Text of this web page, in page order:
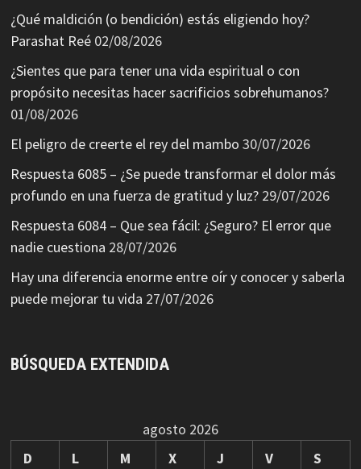
¿Qué maldición (o bendición) estás eligiendo hoy?
Parashat Reé 02/08/2026
¿Sientes que para tener una vida espiritual o con
propósito necesitas hacer sacrificios sobrehumanos?
01/08/2026
El peligro de creerte el rey del mambo 30/07/2026
Respuesta 6085 – ¿Se puede transformar el dolor más
profundo en una fuerza de gratitud y luz? 29/07/2026
Respuesta 6084 – Que sea fácil: ¿Seguro? El error que
nadie cuestiona 28/07/2026
Hay una diferencia enorme entre oír y conocer y saberla
puede mejorar tu vida 27/07/2026
BÚSQUEDA EXTENDIDA
agosto 2026
D
L M X J V
S